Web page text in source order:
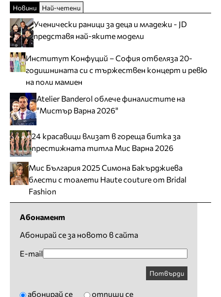
Новини Най-четени
Ученически раници за деца и младежи - JD
представя най-яките модели
Институт Конфуций – София отбеляза 20-
годишнината си с тържествен концерт и ревю
на поли мамиен
Atelier Banderol облече финалистите на
"Мистър Варна 2026"
24 красавици влизат в гореща битка за
престижната титла Мис Варна 2026
Мис България 2025 Симона Бакърджиева
блести с тоалети Haute couture от Bridal
Fashion
Абонамент
Абонирай се за новото в сайта
E-mail
Потвърди
абонирай се отпиши се